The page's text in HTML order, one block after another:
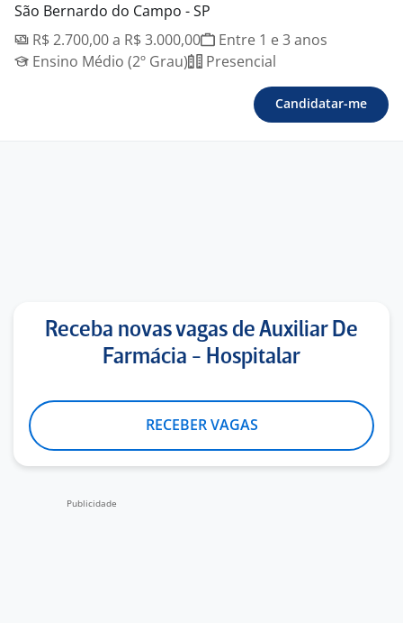
São Bernardo do Campo - SP
R$ 2.700,00 a R$ 3.000,00
Entre 1 e 3 anos
Ensino Médio (2º Grau)
Presencial
Candidatar-me
Receba novas vagas de Auxiliar De
Farmácia - Hospitalar
RECEBER VAGAS